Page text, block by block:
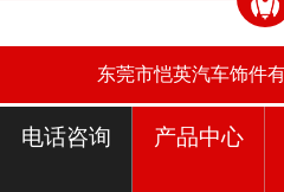
东莞市恺英汽车饰件
电话咨询 产品中心